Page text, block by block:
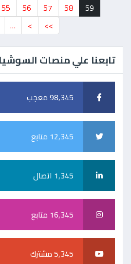
55 56 57 58
59
… > >>
تابعنا علي منصات
98,345 معجب
12,345 متابع
1,345 اتصال
16,345 متابع
5,345 مشترك